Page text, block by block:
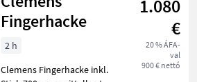
Scharfenberger
Fingerhacke
1.080
€
20 % ÁFA-
val
900 € nettó
2 h
Clemens Fingerhacke inkl.